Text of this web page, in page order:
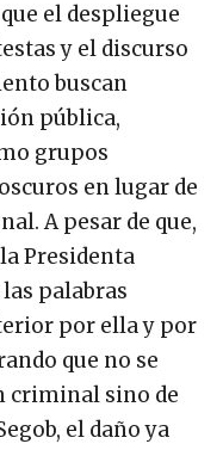
el despliegue
y el discurso
buscan
pública,
grupos
en lugar de
A pesar de que,
Presidenta
palabras
por ella y por
que no se
criminal sino de
el daño ya